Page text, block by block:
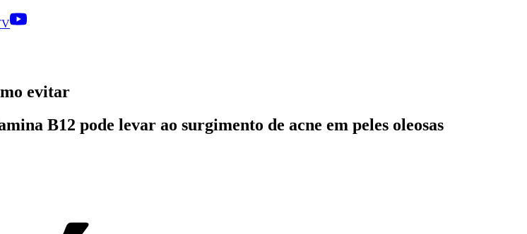
evitar
B12 pode levar ao surgimento de acne em peles oleosas